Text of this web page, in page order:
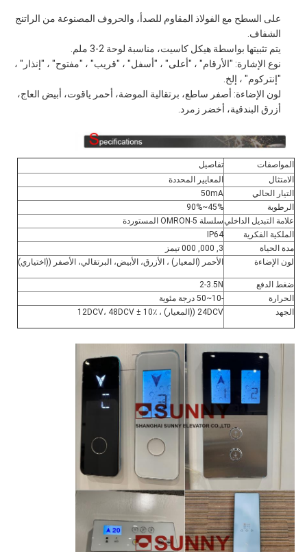
على السطح مع الفولاذ المقاوم للصدأ، والحروف المصنوعة من الراتنج
الشفاف.
يتم تثبيتها بواسطة هيكل كاسيت، مناسبة لوحة 2-3 ملم.
نوع الإشارة: "الأرقام" ، "أعلى" ، "أسفل" ، "قريب" ، "مفتوح" ، "إنذار" ،
"إنتركوم" ، إلخ.
لون الإضاءة: أصفر ساطع، برتقالية الموضة، أحمر ياقوت، أبيض العاج،
أزرق البندقية، أخضر زمرد.
المواصفات
تفاصيل
الامتثال
المعايير المحددة
التيار الحالي
50mA
الرطوبة
45%~90%
علامة التبديل الداخليسلسلة OMRON-5 المستوردة
الملكية الفكرية
IP64
مدة الحياة
3, 000, 000 تيمز
لون الإضاءة
الأحمر (المعيار) ، الأزرق، الأبيض، البرتقالي، الأصفر ((اختياري)
ضغط الدفع
2-3.5N
الحرارة
-10~50 درجة مئوية
الجهد
24DCV ((المعيار) ، 12DCV، 48DCV ± 10٪